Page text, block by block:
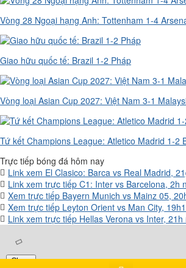
Vòng 28 Ngoại hạng Anh: Tottenham 1-4
Giao hữu quốc tế: Brazil 1-2 Pháp
Vòng loại Asian Cup 2027: Việt Nam 3-1
Tứ kết Champions League: Atletico Madrid 1-2
Trực tiếp bóng đá hôm nay
Link xem El Clasico: Barca vs Real Madrid,
Link xem trực tiếp C1: Inter vs Barcelona, 2h
Xem trực tiếp Bayern Munich vs Mainz 05,
Xem trực tiếp Leyton Orient vs Man City,
Link xem trực tiếp Hellas Verona vs Inter, 21h
Close